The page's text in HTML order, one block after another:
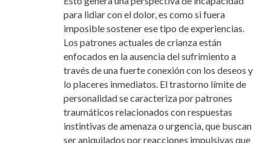
para lidiar con el dolor, es como si fuera
imposible sostener ese tipo de experiencias.
Los patrones actuales de crianza están
enfocados en la ausencia del sufrimiento a
través de una fuerte conexión con los deseos y
lo placeres inmediatos. El trastorno límite de
personalidad se caracteriza por patrones
traumáticos relacionados con respuestas
instintivas de amenaza o urgencia, que buscan
ser aniquilados por reacciones impulsivas que